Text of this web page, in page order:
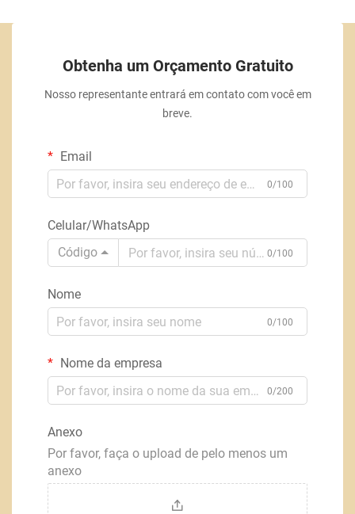
Obtenha um Orçamento Gratuito
Nosso representante entrará em contato com você em
breve.
Email
0/100
Celular/WhatsApp
Código
0/100
Nome
0/100
Nome da empresa
0/200
Anexo
Por favor, faça o upload de pelo menos um
anexo